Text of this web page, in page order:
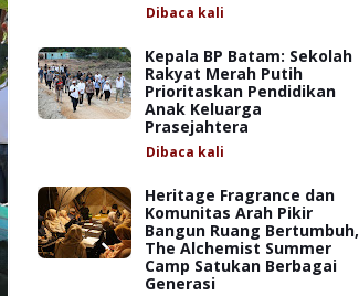
Dibaca kali
Kepala BP Batam: Sekolah
Rakyat Merah Putih
Prioritaskan Pendidikan
Anak Keluarga
Prasejahtera
Dibaca kali
Heritage Fragrance dan
Komunitas Arah Pikir
Bangun Ruang Bertumbuh,
The Alchemist Summer
Camp Satukan Berbagai
Generasi